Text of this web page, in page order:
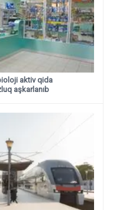
aktiv qida
aşkarlanıb